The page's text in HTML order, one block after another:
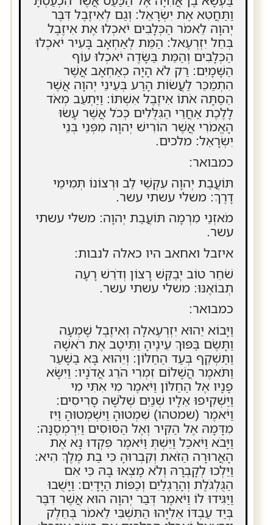
וַתַּחֲטִא אֶת יִשְׂרָאֵל: וְגַם לְאִיזֶבֶל דִּבֶּר
יְהוָה לֵאמֹר הַכְּלָבִים יֹאכְלוּ אֶת אִיזֶבֶל
בְּחֵל יִזְרְעֶאל: הַמֵּת לְאַחְאָב בָּעִיר יֹאכְלוּ
הַכְּלָבִים וְהַמֵּת בַּשָּׂדֶה יֹאכְלוּ עוֹף
הַשָּׁמָיִם: רַק לֹא הָיָה כְאַחְאָב אֲשֶׁר
הִתְמַכֵּר לַעֲשׂוֹת הָרַע בְּעֵינֵי יְהוָה אֲשֶׁר
הֵסַתָּה אֹתוֹ אִיזֶבֶל אִשְׁתּוֹ: וַיַּתְעֵב מְאֹד
לָלֶכֶת אַחֲרֵי הַגִּלֻּלִים כְּכֹל אֲשֶׁר עָשׂוּ
הָאֱמֹרִי אֲשֶׁר הוֹרִישׁ יְהוָה מִפְּנֵי בְּנֵי
יִשְׂרָאֵל: מלכים.
כמבואר:
תּוֹעֲבַת יְהוָה עִקְּשֵׁי לֵב וּרְצוֹנוֹ תְּמִימֵי
דָרֶךְ: משלי עשתי עשר.
מֹאזְנֵי מִרְמָה תּוֹעֲבַת יְהוָה: משלי עשתי
עשר.
איזבל ואחאב היו כאלה לנבות:
שֹׁחֵר טוֹב יְבַקֵּשׁ רָצוֹן וְדֹרֵשׁ רָעָה
תְבוֹאֶנּוּ: משלי עשתי עשר.
כמבואר:
וַיָּבוֹא יֵהוּא יִזְרְעֶאלָה וְאִיזֶבֶל שָׁמְעָה
וַתָּשֶׂם בַּפּוּךְ עֵינֶיהָ וַתֵּיטֶב אֶת רֹאשָׁהּ
וַתַּשְׁקֵף בְּעַד הַחַלּוֹן: וְיֵהוּא בָּא בַשָּׁעַר
וַתֹּאמֶר הֲשָׁלוֹם זִמְרִי הֹרֵג אֲדֹנָיו: וַיִּשָּׂא
פָנָיו אֶל הַחַלּוֹן וַיֹּאמֶר מִי אִתִּי מִי
וַיַּשְׁקִיפוּ אֵלָיו שְׁנַיִם שְׁלֹשָׁה סָרִיסִים:
וַיֹּאמֶר (שמטהו) שִׁמְטוּהָ וַיִּשְׁמְטוּהָ וַיִּז
מִדָּמָהּ אֶל הַקִּיר וְאֶל הַסּוּסִים וַיִּרְמְסֶנָּה:
וַיָּבֹא וַיֹּאכַל וַיֵּשְׁתְּ וַיֹּאמֶר פִּקְדוּ נָא אֶת
הָאֲרוּרָה הַזֹּאת וְקִבְרוּהָ כִּי בַת מֶלֶךְ הִיא:
וַיֵּלְכוּ לְקָבְרָהּ וְלֹא מָצְאוּ בָהּ כִּי אִם
הַגֻּלְגֹּלֶת וְהָרַגְלַיִם וְכַפּוֹת הַיָּדָיִם: וַיָּשֻׁבוּ
וַיַּגִּידוּ לוֹ וַיֹּאמֶר דְּבַר יְהוָה הוּא אֲשֶׁר דִּבֶּר
בְּיַד עַבְדּוֹ אֵלִיָּהוּ הַתִּשְׁבִּי לֵאמֹר בְּחֵלֶק